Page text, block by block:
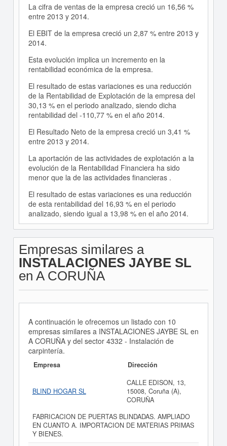
La cifra de ventas de la empresa creció un 16,56 %
entre 2013 y 2014.
El EBIT de la empresa creció un 2,87 % entre 2013 y
2014.
Esta evolución implica un incremento en la
rentabilidad económica de la empresa.
El resultado de estas variaciones es una reducción
de la Rentabilidad de Explotación de la empresa del
30,13 % en el periodo analizado, siendo dicha
rentabilidad del -110,77 % en el año 2014.
El Resultado Neto de la empresa creció un 3,41 %
entre 2013 y 2014.
La aportación de las actividades de explotación a la
evolución de la Rentabilidad Financiera ha sido
menor que la de las actividades financieras .
El resultado de estas variaciones es una reducción
de esta rentabilidad del 16,93 % en el periodo
analizado, siendo igual a 13,98 % en el año 2014.
Empresas similares a
INSTALACIONES JAYBE SL
en A CORUÑA
A continuación le ofrecemos un listado con 10
empresas similares a INSTALACIONES JAYBE SL en
A CORUÑA y del sector 4332 - Instalación de
carpintería.
Empresa Dirección
BLIND HOGAR SL
CALLE EDISON, 13,
15008, Coruña (A),
CORUÑA
FABRICACION DE PUERTAS BLINDADAS. AMPLIADO
EN CUANTO A. IMPORTACION DE MATERIAS PRIMAS
Y BIENES.